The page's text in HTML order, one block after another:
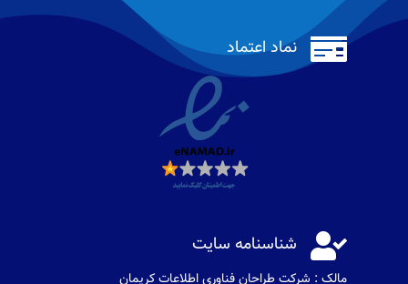
 نماد اعتماد
 شناسنامه سایت
مالک : شرکت طراحان فناوری اطلاعات كريمان